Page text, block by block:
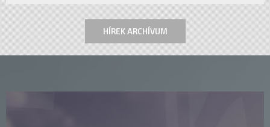
HÍREK ARCHÍVUM